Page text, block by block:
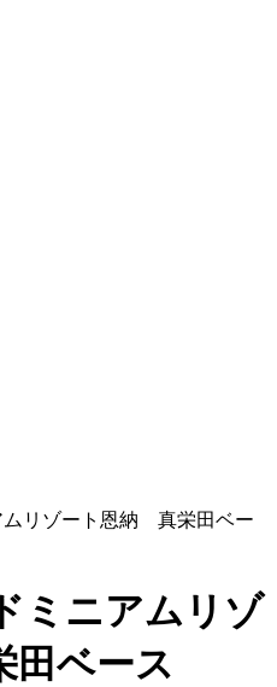
ムリゾート恩納 真栄田ベー
ミニアムリゾ
ベース